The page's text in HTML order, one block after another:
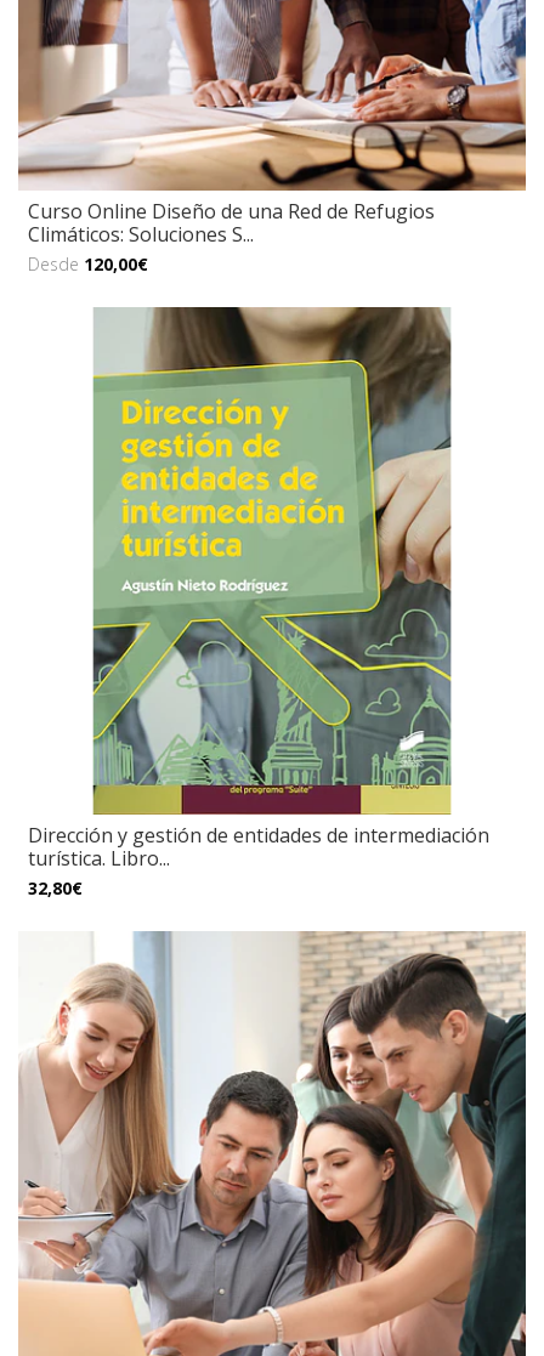
Curso Online Diseño de una Red de Refugios
Climáticos: Soluciones S...
Desde 120,00€
Dirección y gestión de entidades de intermediación
turística. Libro...
32,80€